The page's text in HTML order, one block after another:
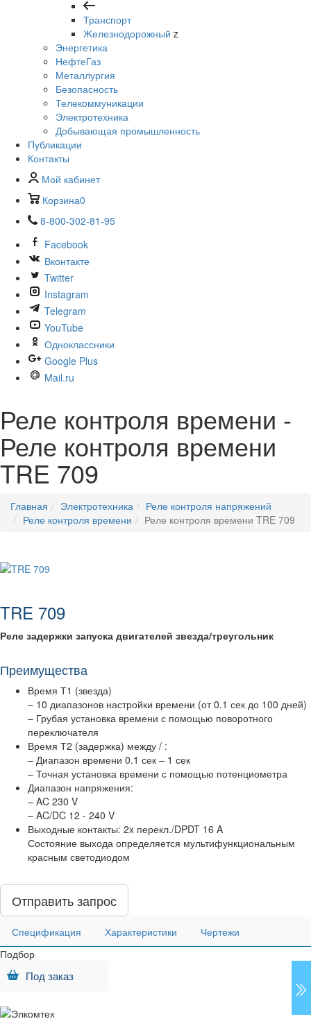
Транспорт
Железнодорожный z
Энергетика
НефтеГаз
Металлургия
Безопасность
Телекоммуникации
Электротехника
Добывающая промышленность
Публикации
Контакты
Мой кабинет
Корзина0
8-800-302-81-95
Facebook
Вконтакте
Twitter
Instagram
Telegram
YouTube
Одноклассники
Google Plus
Mail.ru
Реле контроля времени -
Реле контроля времени
TRE 709
Главная Электротехника
Реле контроля напряжений
Реле контроля времени
Реле контроля времени TRE 709
TRE 709
Реле задержки запуска двигателей звезда/треугольник
Преимущества
Время Т1 (звезда)
– 10 диапазонов настройки времени (от 0.1 сек до 100 дней)
– Грубая установка времени с помощью поворотного
переключателя
Время Т2 (задержка) между / :
– Диапазон времени 0.1 сек – 1 сек
– Точная установка времени с помощью потенциометра
Диапазон напряжения:
– AC 230 V
– AC/DC 12 - 240 V
Выходные контакты: 2x перекл./DPDT 16 A
Состояние выхода определяется мультифункциональным
красным светодиодом
Отправить запрос
Спецификация Характеристики
Чертежи
Подбор
Под заказ